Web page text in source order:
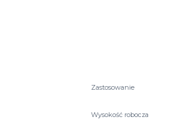
Zastosowanie
Wysokość robocza